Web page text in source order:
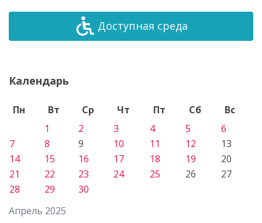
Доступная среда
Календарь
Апрель 2025
Пн Вт Ср Чт Пт Сб
Вс
1
2 3 4 5
6
7
8 9 10 11 12
13
14
15 16 17 18 19
20
21
22 23 24 25 26
27
28
29 30